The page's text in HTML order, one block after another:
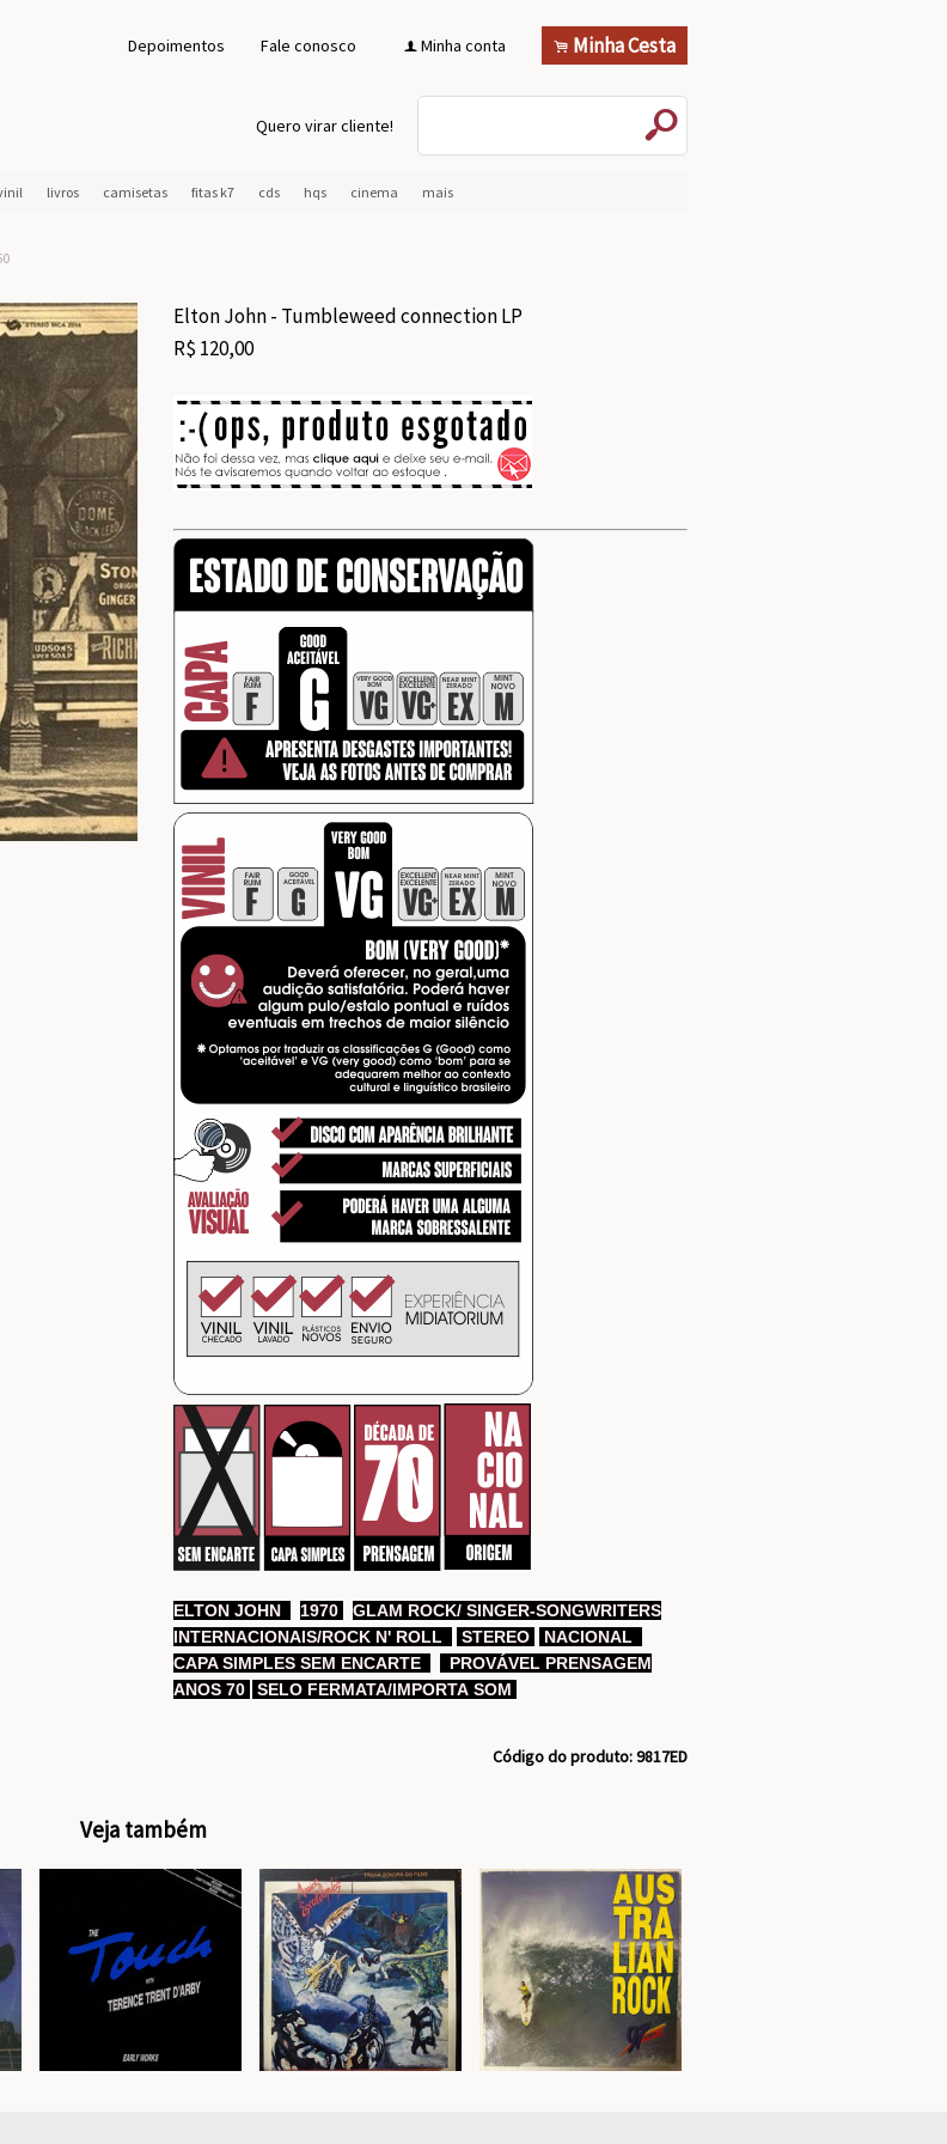
Depoimentos Fale conosco f Minha conta . Minha Cesta
Quero virar cliente! s
livros camisetas fitas k7 cds hqs cinema mais
Elton John - Tumbleweed connection LP
R$ 120,00
ELTON JOHN 1970
GLAM ROCK/ SINGER-SONGWRITERS
INTERNACIONAIS/ROCK N' ROLL
STEREO
NACIONAL
CAPA SIMPLES SEM ENCARTE
PROVÁVEL PRENSAGEM
ANOS 70
SELO FERMATA/IMPORTA SOM
Código do produto: 9817ED
Veja também